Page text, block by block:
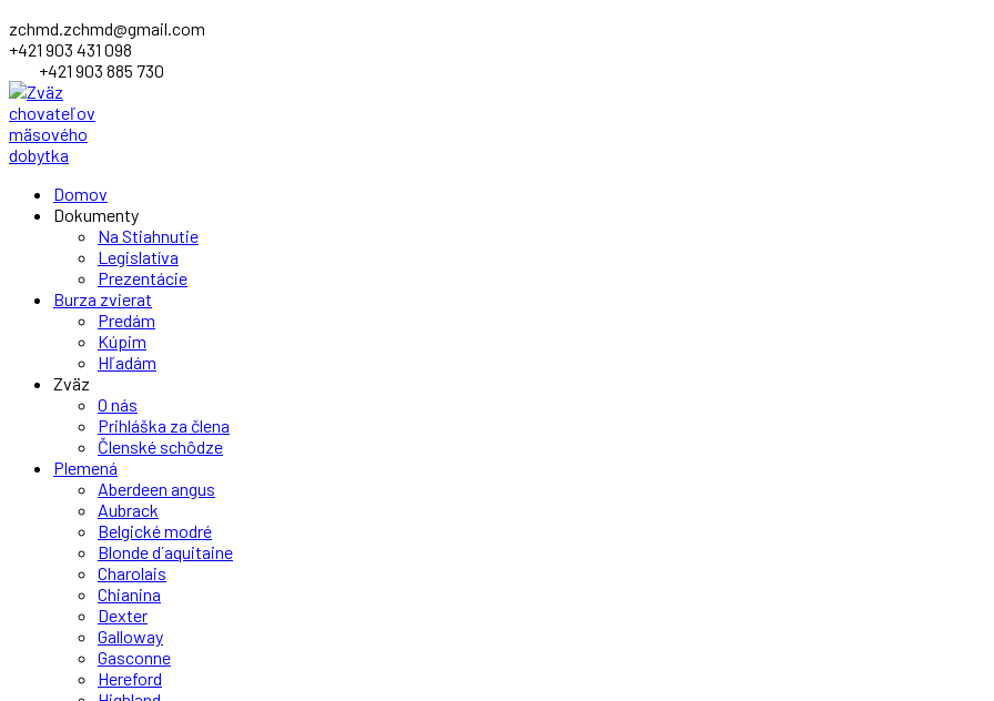
zchmd.zchmd@gmail.com
+421 903 431 098
+421 903 885 730
ProfileDomov
Dokumenty
Na Stiahnutie
Legislatíva
Prezentácie
Burza zvierat
Predám
Kúpim
Hľadám
Zväz
O nás
Prihláška za člena
Členské schôdze
Plemená
Aberdeen angus
Aubrack
Belgické modré
Blonde d´aquitaine
Charolais
Chianina
Dexter
Galloway
Gasconne
Hereford